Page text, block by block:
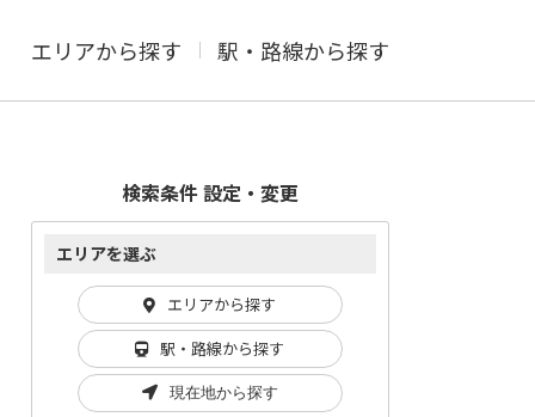
エリアから探す 駅・路線から探す
検索条件 設定・変更
エリアを選ぶ
エリアから探す
駅・路線から探す
現在地から探す